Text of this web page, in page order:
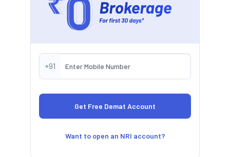
+91
Want to open an NRI account?